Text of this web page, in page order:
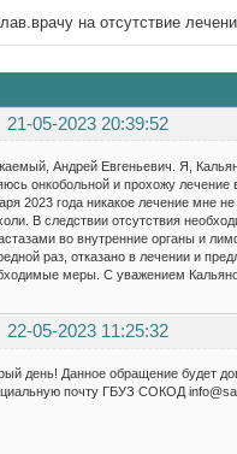
на отсутствие
21-05-2023 20:39:52
Андрей Евгеньевич. Я,
онкобольной и прохожу
2023 года никакое лечение мне
В следствии отсутствия
во внутренние органы и
раз, отказано в лечении и
меры. С уважением
22-05-2023 11:25:32
день! Данное обращение будет
почту ГБУЗ СОКОД